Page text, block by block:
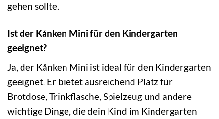
gehen sollte.
Ist der Kånken Mini für den Kindergarten
geeignet?
Ja, der Kånken Mini ist ideal für den Kindergarten
geeignet. Er bietet ausreichend Platz für
Brotdose, Trinkflasche, Spielzeug und andere
wichtige Dinge, die dein Kind im Kindergarten